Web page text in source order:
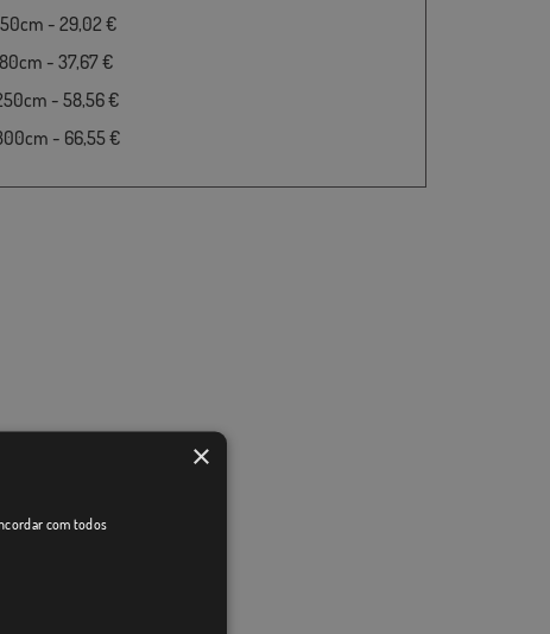
- 29,02 €
- 37,67 €
- 58,56 €
- 66,55 €
×
com todos